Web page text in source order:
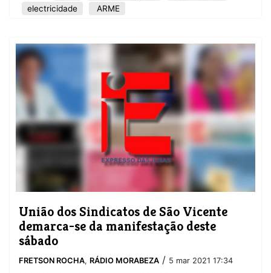
electricidade
ARME
​União dos Sindicatos de São Vicente
demarca-se da manifestação deste
sábado
FRETSON ROCHA, RÁDIO MORABEZA / 5 mar 2021 17:34